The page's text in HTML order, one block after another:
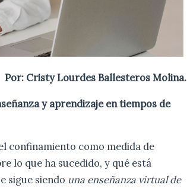
Por: Cristy Lourdes Ballesteros Molina.
y aprendizaje en tiempos de
confinamiento como medida de
lo que ha sucedido, y qué está
sigue siendo una enseñanza virtual de